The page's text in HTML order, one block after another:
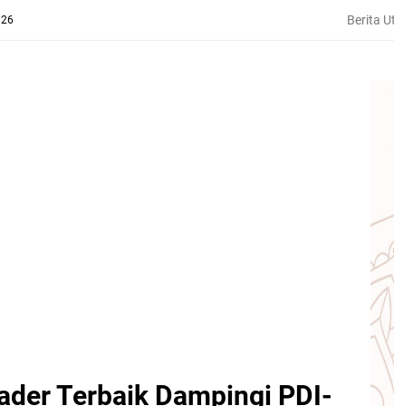
Berita
Terbaik Dampingi PDI-